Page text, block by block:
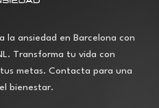
la ansiedad en Barcelona con
Transforma tu vida con
metas. Contacta para una
bienestar.